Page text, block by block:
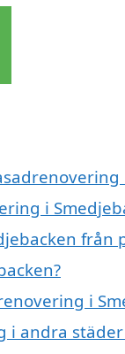
i
från
i
i andra